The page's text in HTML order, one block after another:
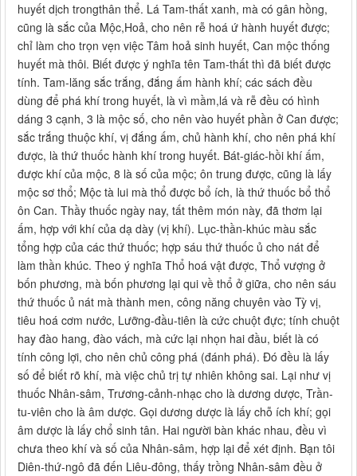
huyết dịch trongthân thể. Lá Tam-thất xanh, mà có gân hồng,
cũng là sắc của Mộc,Hoả, cho nên rễ hoá ứ hành huyết được;
chỉ làm cho trọn vẹn việc Tâm hoả sinh huyết, Can mộc thống
huyết mà thôi. Biết được ý nghĩa tên Tam-thất thì đã biết được
tính. Tam-lăng sắc trắng, đắng ấm hành khí; các sách đều
dùng để phá khí trong huyết, là vì mầm,lá và rễ đều có hình
dáng 3 cạnh, 3 là mộc số, cho nên vào huyết phần ở Can được;
sắc trắng thuộc khí, vị đắng ấm, chủ hành khí, cho nên phá khí
được, là thứ thuốc hành khí trong huyết. Bát-giác-hồi khí ấm,
được khí của mộc, 8 là số của mộc; ôn trung được, cũng là lấy
mộc sơ thổ; Mộc tà lui mà thổ được bổ ích, là thứ thuốc bổ thổ
ôn Can. Thầy thuốc ngày nay, tất thêm món này, đã thơm lại
ấm, hợp với khí của dạ dày (vị khí). Lục-thần-khúc màu sắc
tổng hợp của các thứ thuốc; hợp sáu thứ thuốc ủ cho nát để
làm thần khúc. Theo ý nghĩa Thổ hoá vật được, Thổ vượng ở
bốn phương, mà bốn phương lại qui về thổ ở giữa, cho nên sáu
thứ thuốc ủ nát mà thành men, công năng chuyên vào Tỳ vị,
tiêu hoá cơm nước, Lưỡng-đầu-tiên là cức chuột đực; tính chuột
hay đào hang, đào vách, mà cức lại nhọn hai đầu, biết là có
tính công lợi, cho nên chủ công phá (đánh phá). Đó đều là lấy
số để biết rõ khí, mà việc chủ trị tự nhiên không sai. Lại như vị
thuốc Nhân-sâm, Trương-cảnh-nhạc cho là dương dược, Trần-
tu-viên cho là âm dược. Gọi dương dược là lấy chỗ ích khí; gọi
âm dược là lấy chổ sinh tân. Hai người bàn khác nhau, đều vì
chưa theo khí và số của Nhân-sâm, hợp lại để xét định. Bạn tôi
Diên-thứ-ngô đã đến Liêu-đông, thấy trồng Nhân-sâm đều ở